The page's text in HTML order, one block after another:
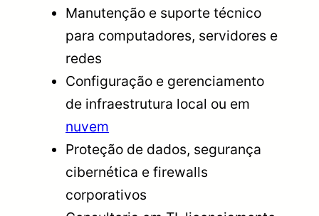
Manutenção e suporte técnico
para computadores, servidores e
redes
Configuração e gerenciamento
de infraestrutura local ou em
nuvem
Proteção de dados, segurança
cibernética e firewalls
corporativos